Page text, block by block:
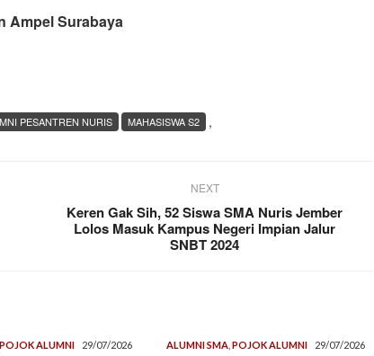
Ampel Surabaya
,
PESANTREN NURIS MAHASISWA S2
NEXT
Keren Gak Sih, 52 Siswa SMA Nuris Jember
Lolos Masuk Kampus Negeri Impian Jalur
SNBT 2024
POJOK ALUMNI 29/07/2026 ALUMNI SMA ,POJOK ALUMNI 29/07/2026